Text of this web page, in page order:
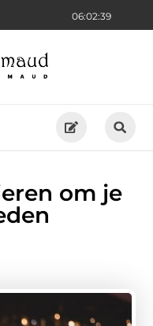
06:02:41
om je